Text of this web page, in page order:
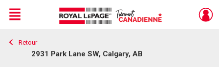
Live
En Direct
Menu
Retour
2931 Park Lane SW, Calgary, AB